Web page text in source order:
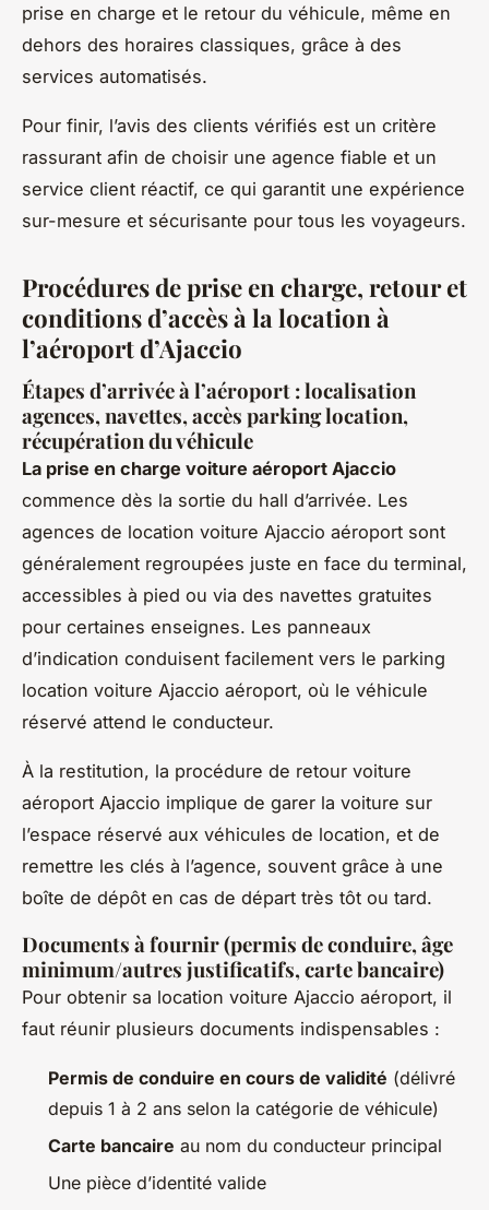
prise en charge et le retour du véhicule, même en
dehors des horaires classiques, grâce à des
services automatisés.
Pour finir, l’avis des clients vérifiés est un critère
rassurant afin de choisir une agence fiable et un
service client réactif, ce qui garantit une expérience
sur-mesure et sécurisante pour tous les voyageurs.
Procédures de prise en charge, retour et
conditions d’accès à la location à
l’aéroport d’Ajaccio
Étapes d’arrivée à l’aéroport : localisation
agences, navettes, accès parking location,
récupération du véhicule
La prise en charge voiture aéroport Ajaccio
commence dès la sortie du hall d’arrivée. Les
agences de location voiture Ajaccio aéroport sont
généralement regroupées juste en face du terminal,
accessibles à pied ou via des navettes gratuites
pour certaines enseignes. Les panneaux
d’indication conduisent facilement vers le parking
location voiture Ajaccio aéroport, où le véhicule
réservé attend le conducteur.
À la restitution, la procédure de retour voiture
aéroport Ajaccio implique de garer la voiture sur
l’espace réservé aux véhicules de location, et de
remettre les clés à l’agence, souvent grâce à une
boîte de dépôt en cas de départ très tôt ou tard.
Documents à fournir (permis de conduire, âge
minimum/autres justificatifs, carte bancaire)
Pour obtenir sa location voiture Ajaccio aéroport, il
faut réunir plusieurs documents indispensables :
Permis de conduire en cours de validité (délivré
depuis 1 à 2 ans selon la catégorie de véhicule)
Carte bancaire au nom du conducteur principal
Une pièce d’identité valide